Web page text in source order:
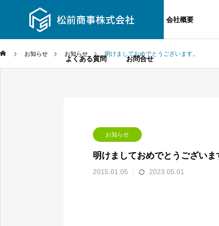
お知らせ 事業内容 主要設備 会社概要
よくある質問 お問合せ
お知らせ お知らせ 明けましておめでとうございます。
お知らせ
明けましておめでとうございま
2015.01.05 2023.05.01